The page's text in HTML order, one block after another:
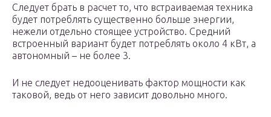
Следует брать в расчет то, что встраиваемая техника
будет потреблять существенно больше энергии,
нежели отдельно стоящее устройство. Средний
встроенный вариант будет потреблять около 4 кВт, а
автономный – не более 3.
И не следует недооценивать фактор мощности как
таковой, ведь от него зависит довольно много.